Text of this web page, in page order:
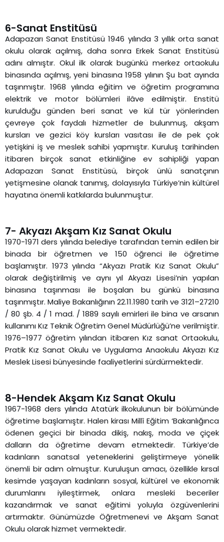
6-Sanat Enstitüsü
Adapazarı Sanat Enstitüsü 1946 yılında 3 yıllık orta sanat
okulu olarak açılmış, daha sonra Erkek Sanat Enstitüsü
adını almıştır. Okul ilk olarak bugünkü merkez ortaokulu
binasında açılmış, yeni binasına 1958 yılının Şu bat ayında
taşınmıştır. 1968 yılında eğitim ve öğretim programına
elektrik ve motor bölümleri ilâve edilmiştir. Enstitü
kurulduğu günden beri sanat ve kül tür yönlerinden
çevreye çok faydalı hizmetler de bulunmuş, akşam
kursları ve gezici köy kursları vasıtası ile de pek çok
yetişkini iş ve meslek sahibi yapmıştır. Kuruluş tarihinden
itibaren birçok sanat etkinliğine ev sahipliği yapan
Adapazarı Sanat Enstitüsü, birçok ünlü sanatçının
yetişmesine olanak tanımış, dolayısıyla Türkiye’nin kültürel
hayatına önemli katkılarda bulunmuştur.
7- Akyazı Akşam Kız Sanat Okulu
1970-1971 ders yılında belediye tarafından temin edilen bir
binada bir öğretmen ve 150 öğrenci ile öğretime
başlamıştır. 1973 yılında “Akyazı Pratik Kız Sanat Okulu”
olarak değiştirilmiş ve aynı yıl Akyazı Lisesi’nin yapılan
binasına taşınması ile boşalan bu günkü binasına
taşınmıştır. Maliye Bakanlığının 22.11.1980 tarih ve 3121–27210
/ 80 şb. 4 / 1 mad. / 1889 sayılı emirleri ile bina ve arsanın
kullanımı Kız Teknik Öğretim Genel Müdürlüğü’ne verilmiştir.
1976–1977 öğretim yılından itibaren Kız sanat Ortaokulu,
Pratik Kız Sanat Okulu ve Uygulama Anaokulu Akyazı Kız
Meslek Lisesi bünyesinde faaliyetlerini sürdürmektedir.
8-Hendek Akşam Kız Sanat Okulu
1967-1968 ders yılında Atatürk ilkokulunun bir bölümünde
öğretime başlamıştır. Halen kirası Millî Eğitim ‘Bakanlığınca
ödenen geçici bir binada dikiş, nakış, moda ve çiçek
dalların da öğretime devam etmektedir. Türkiye’de
kadınların sanatsal yeteneklerini geliştirmeye yönelik
önemli bir adım olmuştur. Kuruluşun amacı, özellikle kırsal
kesimde yaşayan kadınların sosyal, kültürel ve ekonomik
durumlarını iyileştirmek, onlara mesleki beceriler
kazandırmak ve sanat eğitimi yoluyla özgüvenlerini
artırmaktır. Günümüzde Öğretmenevi ve Akşam Sanat
Okulu olarak hizmet vermektedir.